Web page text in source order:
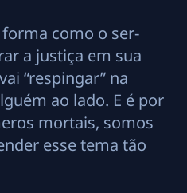
como o ser-
a justiça em sua
“respingar” na
ao lado. E é por
mortais, somos
esse tema tão